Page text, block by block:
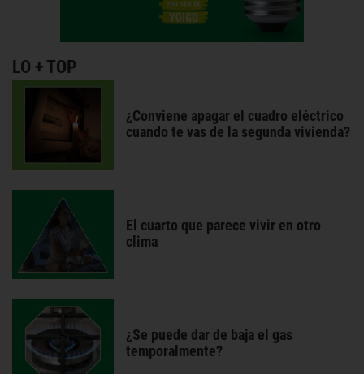
LO + TOP
¿Conviene apagar el cuadro eléctrico
cuando te vas de la segunda vivienda?
El cuarto que parece vivir en otro
clima
¿Se puede dar de baja el gas
temporalmente?